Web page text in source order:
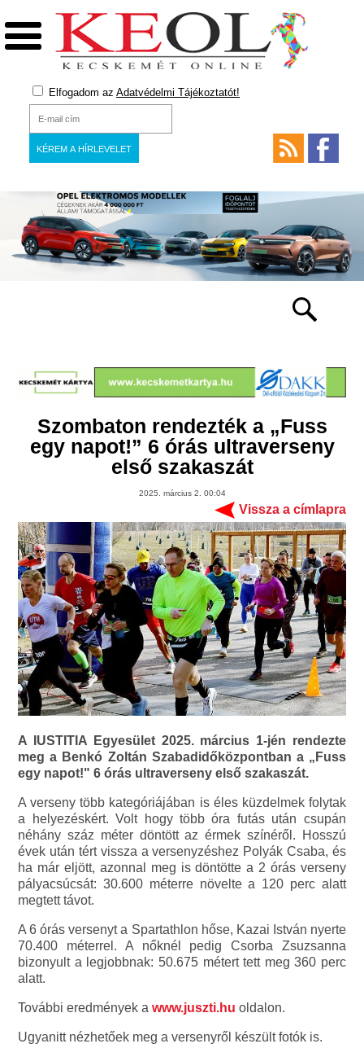
Elfogadom az Adatvédelmi Tájékoztatót!
Szombaton rendezték a „Fuss
egy napot!” 6 órás ultraverseny
első szakaszát
2025. március 2. 00:04
Vissza a címlapra
A IUSTITIA Egyesület 2025. március 1-jén rendezte
meg a Benkó Zoltán Szabadidőközpontban a „Fuss
egy napot!" 6 órás ultraverseny első szakaszát.
A verseny több kategóriájában is éles küzdelmek folytak
a helyezéskért. Volt hogy több óra futás után csupán
néhány száz méter döntött az érmek színéről. Hosszú
évek után tért vissza a versenyzéshez Polyák Csaba, és
ha már eljött, azonnal meg is döntötte a 2 órás verseny
pályacsúcsát: 30.600 méterre növelte a 120 perc alatt
megtett távot.
A 6 órás versenyt a Spartathlon hőse, Kazai István nyerte
70.400 méterrel. A nőknél pedig Csorba Zsuzsanna
bizonyult a legjobbnak: 50.675 métert tett meg 360 perc
alatt.
További eredmények awww.juszti.hu oldalon.
Ugyanitt nézhetőek meg a versenyről készült fotók is.